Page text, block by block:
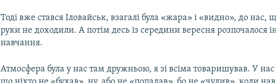
Тоді вже стався Іловайськ, взагалі була «жара» і «видно», до нас,
руки не доходили. А потім десь із середини вересня розпочалося
навчання.
Атмосфера була у нас там дружньою, я зі всіма товаришував. У нас